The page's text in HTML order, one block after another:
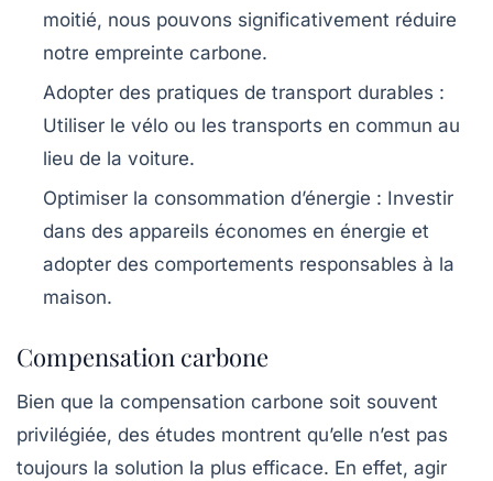
moitié, nous pouvons significativement réduire
notre empreinte carbone.
Adopter des pratiques de transport durables :
Utiliser le vélo ou les transports en commun au
lieu de la voiture.
Optimiser la consommation d’énergie : Investir
dans des appareils économes en énergie et
adopter des comportements responsables à la
maison.
Compensation carbone
Bien que la compensation carbone soit souvent
privilégiée, des études montrent qu’elle n’est pas
toujours la solution la plus efficace. En effet, agir